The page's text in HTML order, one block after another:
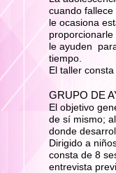
cuando
le ocasiona
le ayuden
tiempo.
El taller
GRUPO DE
El objetivo
de sí mismo;
donde
Dirigido a
consta de 8
entrevista